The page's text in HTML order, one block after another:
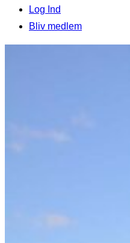
Log Ind
Bliv medlem